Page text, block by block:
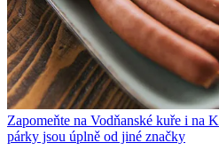
Zapomeňte na Vodňanské kuře i na
párky jsou úplně od jiné značky